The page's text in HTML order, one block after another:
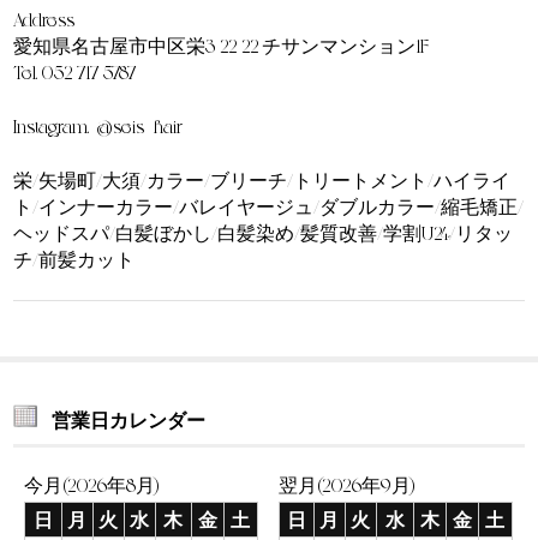
Address
愛知県名古屋市中区栄3-22-22 チサンマンション1F
Tel. 052-717-5787
Instagram. @seis_hair
栄/矢場町/大須/カラー/ブリーチ/トリートメント/ハイライ
ト/インナーカラー/バレイヤージュ/ダブルカラー/縮毛矯正/
ヘッドスパ/白髪ぼかし/白髪染め/髪質改善/学割U24/リタッ
チ/前髪カット
営業日カレンダー
今月(2026年8月)
日
月 火 水 木 金
土
翌月(2026年9月)
日
月 火 水 木 金
土